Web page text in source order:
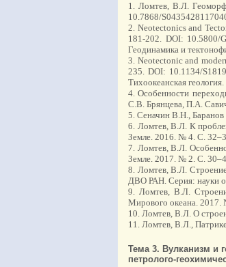
1. Ломтев, В.Л.
10.7868/
2. Neotectonics and
181-202. DOI: 10.5800/
Геодинамика и
3. Neotectonic and
235. DOI: 10.1134/
Тихоокеанская
4. Особенности
С.В. Брянцева, П.А.
5. Сеначин В.Н.,
6. Ломтев, В.Л. К
Земле. 2016. № 4. С.
7. Ломтев, В.Л.
Земле. 2017. № 2. С.
8. Ломтев, В.Л.
ДВО РАН. Серия: науки
9. Ломтев, В.Л.
Мирового океана.
10. Ломтев, В.Л. О
11. Ломтев, В.Л.,
Тема 3. Вулканизм и
петролого-